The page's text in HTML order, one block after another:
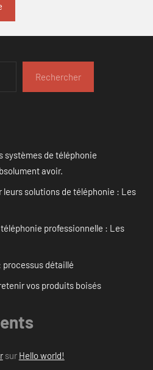
Rechercher
systèmes de téléphonie
avoir.
leurs solutions de téléphonie : Les
professionnelle : Les
processus détaillé
vos produits boisés
sur Hello world!